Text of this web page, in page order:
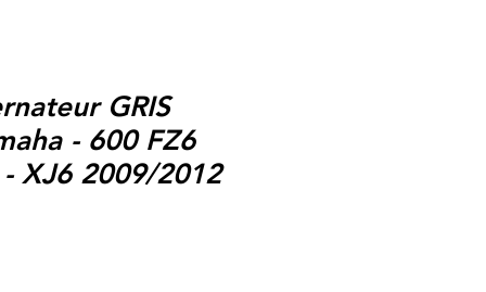
GRIS
- 600 FZ6
XJ6 2009/2012